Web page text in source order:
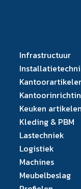
Infrastructuur
Keuken artikelen
Kleding & PBM
Lastechniek
Logistiek
Machines
Meubelbeslag